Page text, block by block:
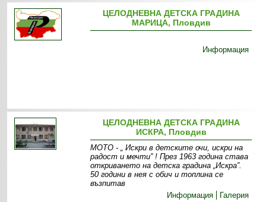
ЦЕЛОДНЕВНА ДЕТСКА ГРАДИНА
МАРИЦА, Пловдив
Информация
ЦЕЛОДНЕВНА ДЕТСКА ГРАДИНА
ИСКРА, Пловдив
МОТО - „ Искри в детските очи, искри на
радост и мечти” ! През 1963 година става
откриването на детска градина „Искра”.
50 години в нея с обич и топлина се
възпитав
Информация
Галерия